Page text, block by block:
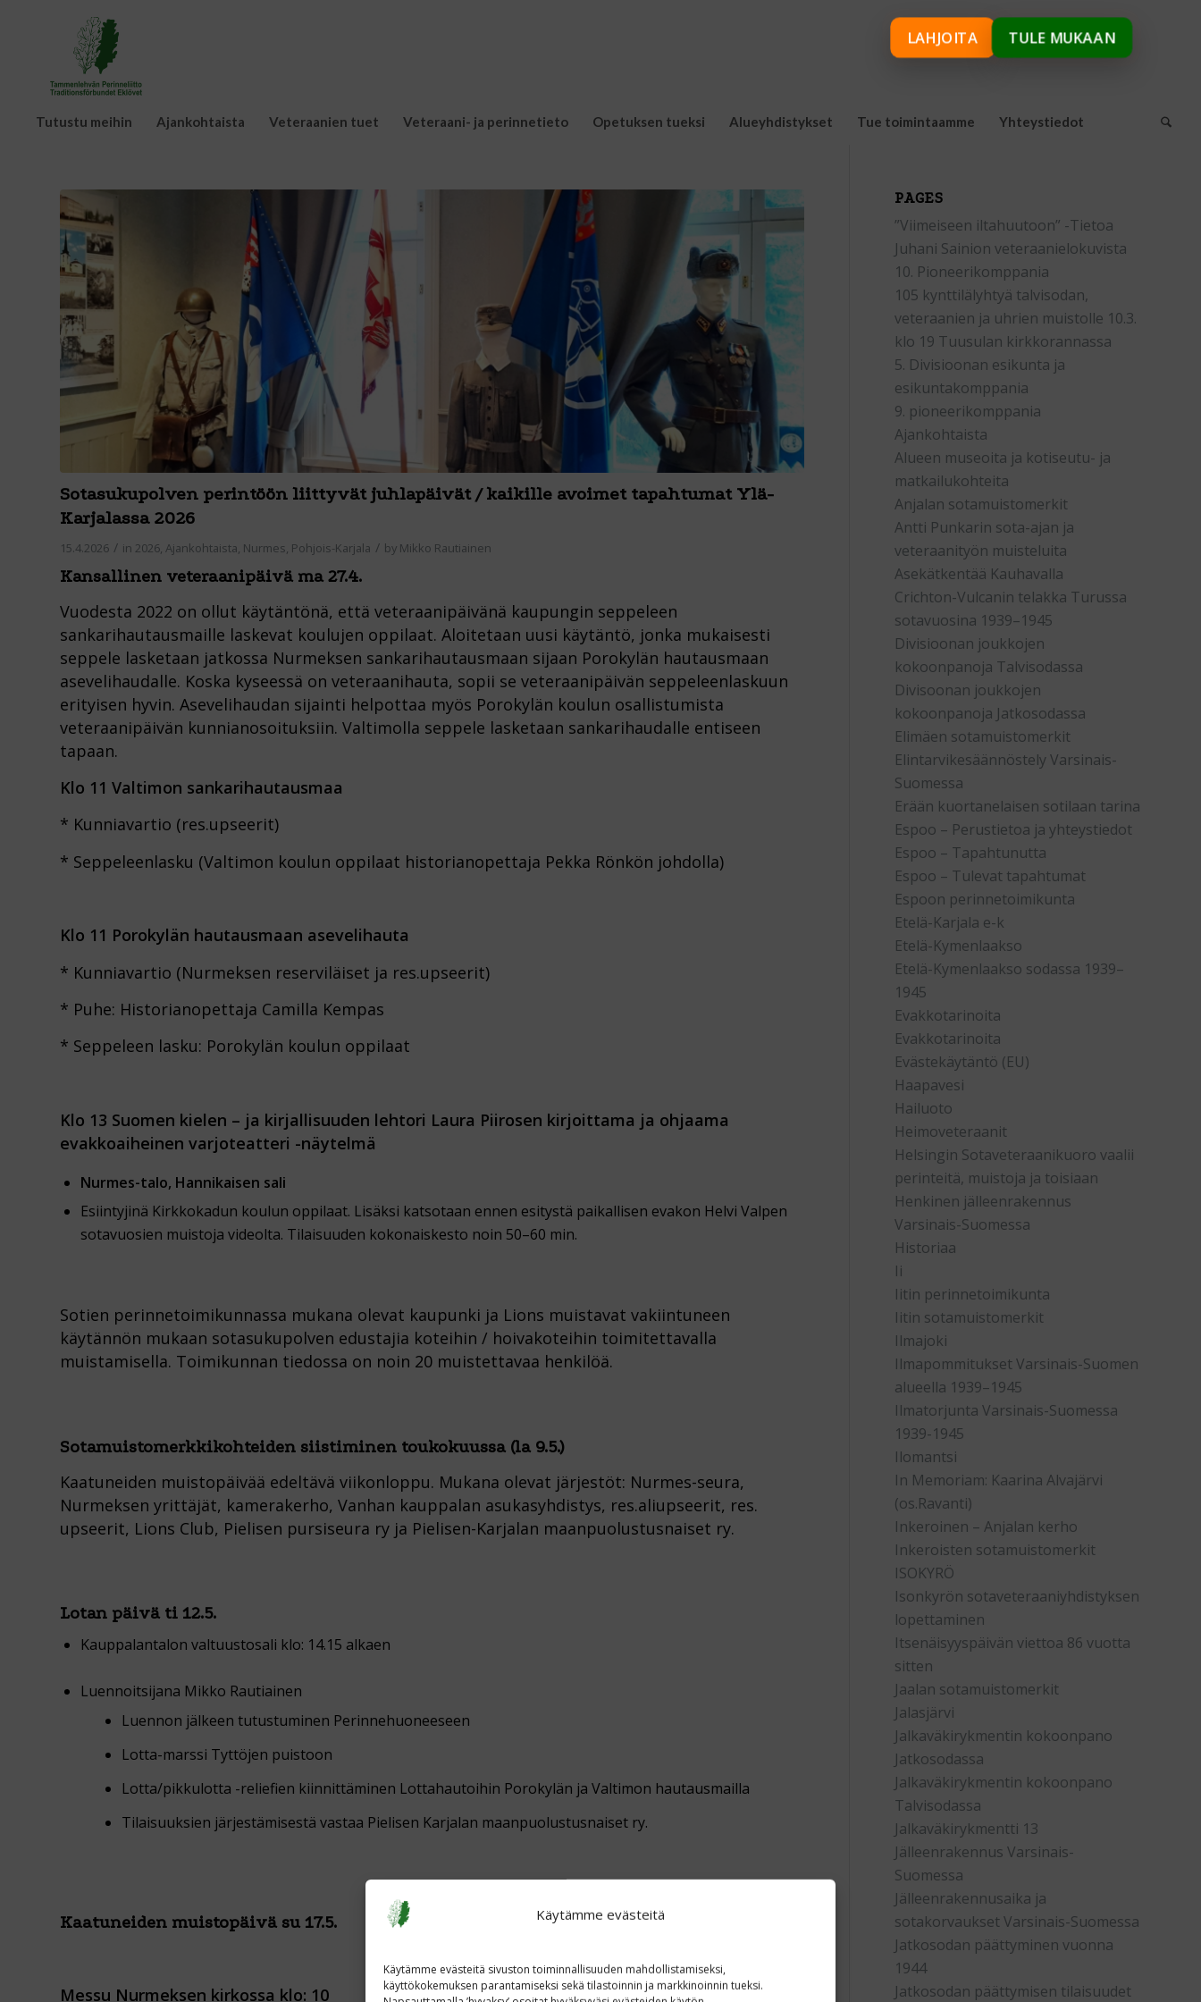
Käytämme evästeitä
Käytämme evästeitä sivuston toiminnallisuuden mahdollistamiseksi,
käyttökokemuksen parantamiseksi sekä tilastoinnin ja markkinoinnin tueksi.
Tutustu meihin Ajankohtaista Veteraanien tuet Veteraani- ja perinnetieto Opetuksen tueksi Alueyhdistykset Tue toimintaamme Yhteystiedot
Sotasukupolven perintöön liittyvät juhlapäivät / kaikille avoimet tapahtumat Ylä-
Karjalassa 2026
15.4.2026 / in 2026 Ajankohtaista Nurmes Pohjois-Karjala / by Mikko Rautiainen
Kansallinen veteraanipäivä ma 27.4.
Vuodesta 2022 on ollut käytäntönä, että veteraanipäivänä kaupungin seppeleen
sankarihautausmaille laskevat koulujen oppilaat. Aloitetaan uusi käytäntö, jonka mukaisesti
seppele lasketaan jatkossa Nurmeksen sankarihautausmaan sijaan Porokylän hautausmaan
asevelihaudalle. Koska kyseessä on veteraanihauta, sopii se veteraanipäivän seppeleenlaskuun
erityisen hyvin. Asevelihaudan sijainti helpottaa myös Porokylän koulun osallistumista
veteraanipäivän kunnianosoituksiin. Valtimolla seppele lasketaan sankarihaudalle entiseen
tapaan.
Klo 11 Valtimon sankarihautausmaa
* Kunniavartio (res.upseerit)
* Seppeleenlasku (Valtimon koulun oppilaat historianopettaja Pekka Rönkön johdolla)
Klo 11 Porokylän hautausmaan asevelihauta
* Kunniavartio (Nurmeksen reserviläiset ja res.upseerit)
* Puhe: Historianopettaja Camilla Kempas
* Seppeleen lasku: Porokylän koulun oppilaat
Klo 13 Suomen kielen – ja kirjallisuuden lehtori Laura Piirosen kirjoittama ja ohjaama
evakkoaiheinen varjoteatteri -näytelmä
Nurmes-talo, Hannikaisen sali
Esiintyjinä Kirkkokadun koulun oppilaat. Lisäksi katsotaan ennen esitystä paikallisen evakon Helvi Valpen
sotavuosien muistoja videolta. Tilaisuuden kokonaiskesto noin 50–60 min.
Sotien perinnetoimikunnassa mukana olevat kaupunki ja Lions muistavat vakiintuneen
käytännön mukaan sotasukupolven edustajia koteihin / hoivakoteihin toimitettavalla
muistamisella. Toimikunnan tiedossa on noin 20 muistettavaa henkilöä.
Sotamuistomerkkikohteiden siistiminen toukokuussa (la 9.5.)
Kaatuneiden muistopäivää edeltävä viikonloppu. Mukana olevat järjestöt: Nurmes-seura,
Nurmeksen yrittäjät, kamerakerho, Vanhan kauppalan asukasyhdistys, res.aliupseerit, res.
upseerit, Lions Club, Pielisen pursiseura ry ja Pielisen-Karjalan maanpuolustusnaiset ry.
Lotan päivä ti 12.5.
Kauppalantalon valtuustosali klo: 14.15 alkaen
Luennoitsijana Mikko Rautiainen
Luennon jälkeen tutustuminen Perinnehuoneeseen
Lotta-marssi Tyttöjen puistoon
Lotta/pikkulotta -reliefien kiinnittäminen Lottahautoihin Porokylän ja Valtimon hautausmailla
Tilaisuuksien järjestämisestä vastaa Pielisen Karjalan maanpuolustusnaiset ry.
Kaatuneiden muistopäivä su 17.5.
Messu Nurmeksen kirkossa klo: 10
PAGES
”Viimeiseen iltahuutoon” -Tietoa
Juhani Sainion veteraanielokuvista
10. Pioneerikomppania
105 kynttilälyhtyä talvisodan,
veteraanien ja uhrien muistolle 10.3.
klo 19 Tuusulan kirkkorannassa
5. Divisioonan esikunta ja
esikuntakomppania
9. pioneerikomppania
Ajankohtaista
Alueen museoita ja kotiseutu- ja
matkailukohteita
Anjalan sotamuistomerkit
Antti Punkarin sota-ajan ja
veteraanityön muisteluita
Asekätkentää Kauhavalla
Crichton-Vulcanin telakka Turussa
sotavuosina 1939–1945
Divisioonan joukkojen
kokoonpanoja Talvisodassa
Divisoonan joukkojen
kokoonpanoja Jatkosodassa
Elimäen sotamuistomerkit
Elintarvikesäännöstely Varsinais-
Suomessa
Erään kuortanelaisen sotilaan tarina
Espoo – Perustietoa ja yhteystiedot
Espoo – Tapahtunutta
Espoo – Tulevat tapahtumat
Espoon perinnetoimikunta
Etelä-Karjala e-k
Etelä-Kymenlaakso
Etelä-Kymenlaakso sodassa 1939–
1945
Evakkotarinoita
Evakkotarinoita
Evästekäytäntö (EU)
Haapavesi
Hailuoto
Heimoveteraanit
Helsingin Sotaveteraanikuoro vaalii
perinteitä, muistoja ja toisiaan
Henkinen jälleenrakennus
Varsinais-Suomessa
Historiaa
Ii
Iitin perinnetoimikunta
Iitin sotamuistomerkit
Ilmajoki
Ilmapommitukset Varsinais-Suomen
alueella 1939–1945
Ilmatorjunta Varsinais-Suomessa
1939-1945
Ilomantsi
In Memoriam: Kaarina Alvajärvi
(os.Ravanti)
Inkeroinen – Anjalan kerho
Inkeroisten sotamuistomerkit
ISOKYRÖ
Isonkyrön sotaveteraaniyhdistyksen
lopettaminen
Itsenäisyyspäivän viettoa 86 vuotta
sitten
Jaalan sotamuistomerkit
Jalasjärvi
Jalkaväkirykmentin kokoonpano
Jatkosodassa
Jalkaväkirykmentin kokoonpano
Talvisodassa
Jalkaväkirykmentti 13
Jälleenrakennus Varsinais-
Suomessa
Jälleenrakennusaika ja
sotakorvaukset Varsinais-Suomessa
Jatkosodan päättyminen vuonna
1944
Jatkosodan päättymisen tilaisuudet
LAHJOITA TULE MUKAAN